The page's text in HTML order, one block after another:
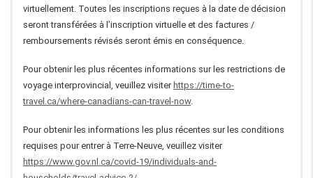
virtuellement. Toutes les inscriptions reçues à la date de décision
seront transférées à l’inscription virtuelle et des factures /
remboursements révisés seront émis en conséquence.
Pour obtenir les plus récentes informations sur les restrictions de
voyage interprovincial, veuillez visiter https://time-to-
travel.ca/where-canadians-can-travel-now.
Pour obtenir les informations les plus récentes sur les conditions
requises pour entrer à Terre-Neuve, veuillez visiter
https://www.gov.nl.ca/covid-19/individuals-and-